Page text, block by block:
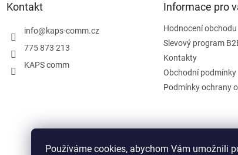
Používáme cookies, abychom Vám umožnili
Kontakt
info@kaps-comm.cz
775 873 213
KAPS comm
Informace pro
Hodnocení obchodu
Slevový program
Kontakty
Obchodní podmínky
Podmínky ochrany